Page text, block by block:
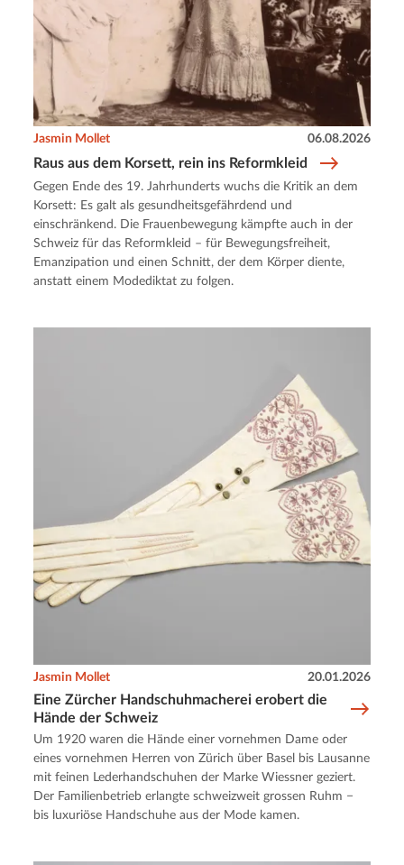
Raus aus dem Korsett, rein ins Reformkleid
Jasmin Mollet 06.08.2026
Gegen Ende des 19. Jahrhunderts wuchs die Kritik an dem
Korsett: Es galt als gesundheitsgefährdend und
einschränkend. Die Frauenbewegung kämpfte auch in der
Schweiz für das Reformkleid – für Bewegungsfreiheit,
Emanzipation und einen Schnitt, der dem Körper diente,
anstatt einem Modediktat zu folgen.
Eine Zürcher Handschuhmacherei erobert die
Hände der Schweiz
Jasmin Mollet 20.01.2026
Um 1920 waren die Hände einer vornehmen Dame oder
eines vornehmen Herren von Zürich über Basel bis Lausanne
mit feinen Lederhandschuhen der Marke Wiessner geziert.
Der Familienbetrieb erlangte schweizweit grossen Ruhm −
bis luxuriöse Handschuhe aus der Mode kamen.